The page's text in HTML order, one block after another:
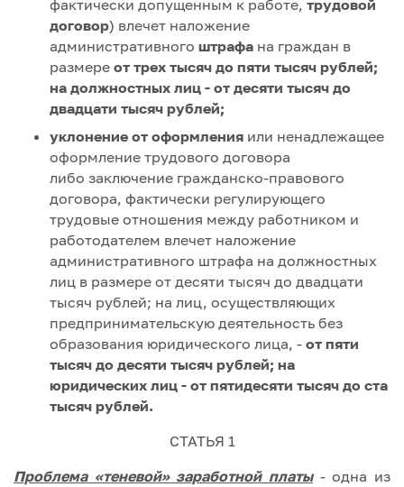
фактически допущенным к работе, трудовой
договор) влечет наложение
административного штрафа на граждан в
размере от трех тысяч до пяти тысяч рублей;
на должностных лиц - от десяти тысяч до
двадцати тысяч рублей;
уклонение от оформления или ненадлежащее
оформление трудового договора
либо заключение гражданско-правового
договора, фактически регулирующего
трудовые отношения между работником и
работодателем влечет наложение
административного штрафа на должностных
лиц в размере от десяти тысяч до двадцати
тысяч рублей; на лиц, осуществляющих
предпринимательскую деятельность без
образования юридического лица, - от пяти
тысяч до десяти тысяч рублей; на
юридических лиц - от пятидесяти тысяч до ста
тысяч рублей.
СТАТЬЯ 1
Проблема «теневой» заработной платы- одна из